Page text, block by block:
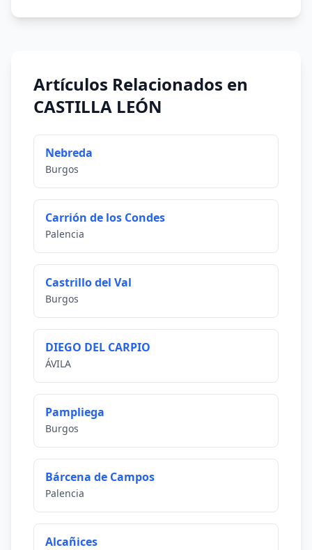
Artículos Relacionados en
CASTILLA LEÓN
Nebreda
Burgos
Carrión de los Condes
Palencia
Castrillo del Val
Burgos
DIEGO DEL CARPIO
ÁVILA
Pampliega
Burgos
Bárcena de Campos
Palencia
Alcañices